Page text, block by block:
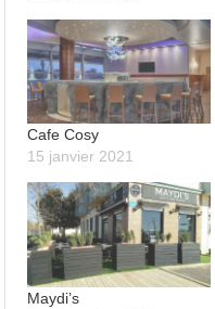
Cafe Cosy
15 janvier 2021
Maydi’s